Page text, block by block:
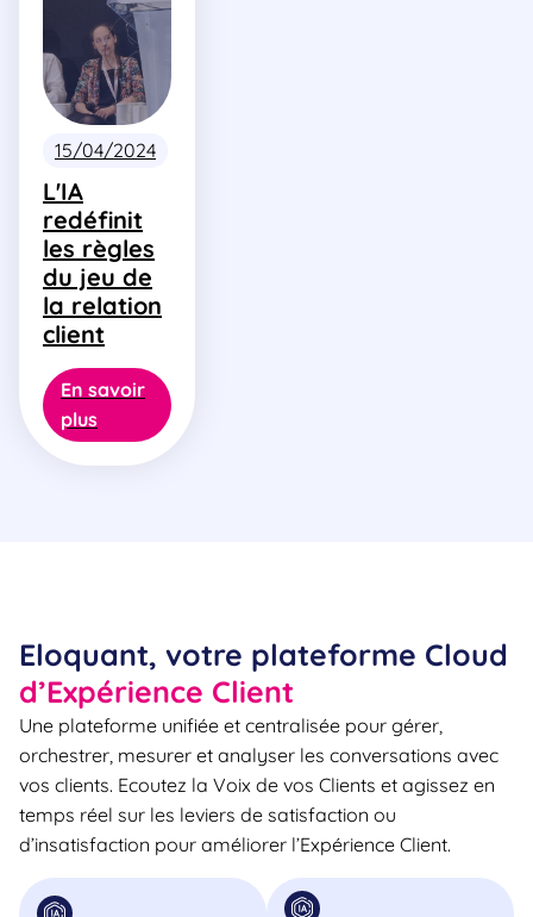
15/04/2024
L'IA
redéfinit
les règles
du jeu de
la relation
client
En savoir
plus
Eloquant, votre plateforme Cloud
d’Expérience Client
Une plateforme unifiée et centralisée pour gérer,
orchestrer, mesurer et analyser les conversations avec
vos clients. Ecoutez la Voix de vos Clients et agissez en
temps réel sur les leviers de satisfaction ou
d’insatisfaction pour améliorer l’Expérience Client.